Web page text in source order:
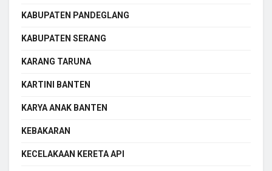
KABUPATEN PANDEGLANG
KABUPATEN SERANG
KARANG TARUNA
KARTINI BANTEN
KARYA ANAK BANTEN
KEBAKARAN
KECELAKAAN KERETA API